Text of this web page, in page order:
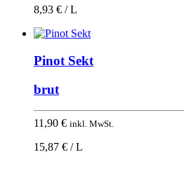
8,93 € / L
Pinot Sekt
brut
11,90 € inkl. MwSt.
15,87 € / L